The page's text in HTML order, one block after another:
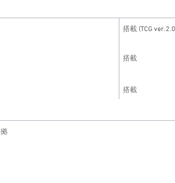
搭載 (TCG
搭載
搭載